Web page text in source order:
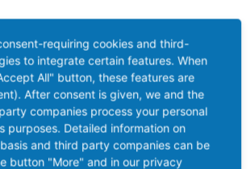
requiring cookies and third-
to integrate certain features. When
All" button, these features are
After consent is given, we and the
companies process your personal
purposes. Detailed information on
and third party companies can be
button "More" and in our privacy